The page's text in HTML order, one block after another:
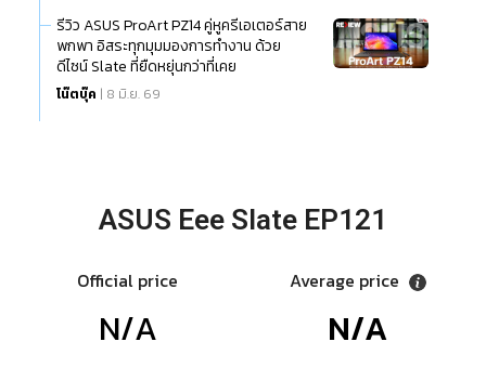
รีวิว ASUS ProArt PZ14 คู่หูครีเอเตอร์สาย
พกพา อิสระทุกมุมมองการทำงาน ด้วย
ดีไซน์ Slate ที่ยืดหยุ่นกว่าที่เคย
โน๊ตบุ๊ค | 8 มิ.ย. 69
ASUS Eee Slate EP121
Official price
N/A
Average price
N/A